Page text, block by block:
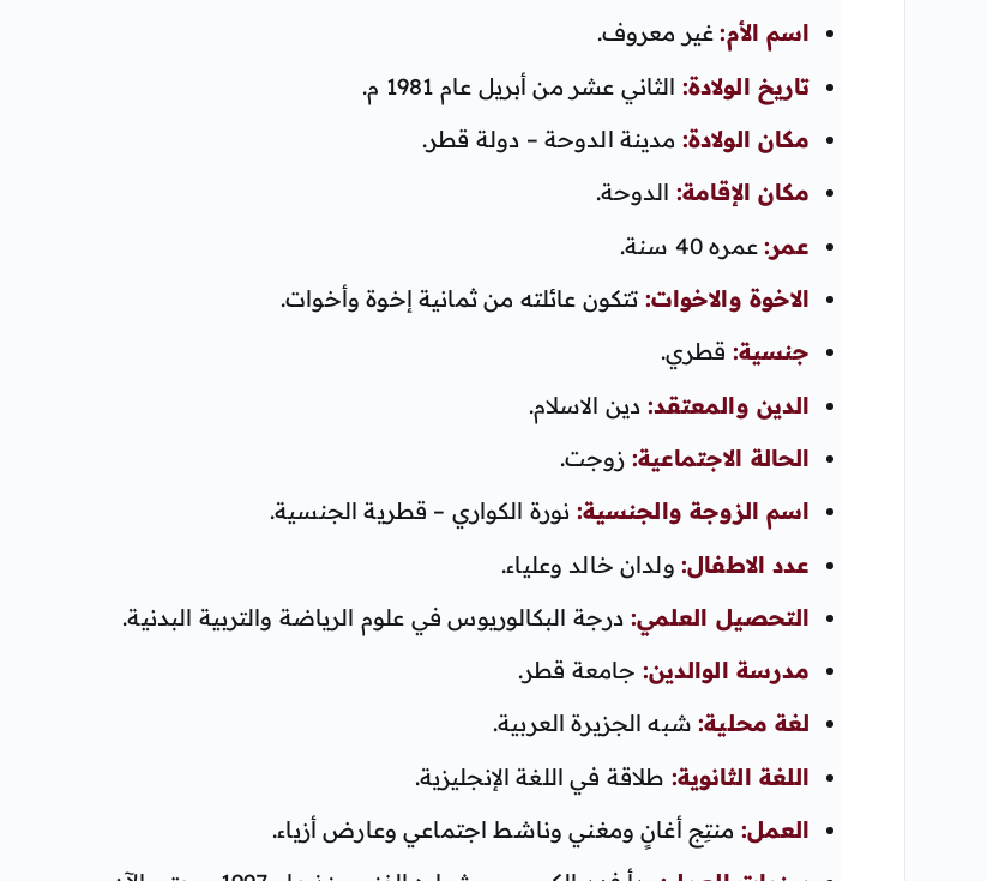
اسم الأم:غير معروف.
تاريخ الولادة: الثاني عشر من أبريل عام 1981 م.
مكان الولادة:مدينة الدوحة – دولة قطر.
مكان الإقامة:الدوحة.
عمر:عمره 40 سنة.
الاخوة والاخوات: تتكون عائلته من ثمانية إخوة وأخوات.
جنسية: قطري.
الدين والمعتقد: دين الاسلام.
الحالة الاجتماعية: زوجت.
اسم الزوجة والجنسية: نورة الكواري – قطرية الجنسية.
عدد الاطفال:ولدان خالد وعلياء.
التحصيل العلمي: درجة البكالوريوس في علوم الرياضة والتربية البدنية.
مدرسة الوالدين: جامعة قطر.
لغة محلية:شبه الجزيرة العربية.
اللغة الثانوية: طلاقة في اللغة الإنجليزية.
العمل: منتِج أغانٍ ومغني وناشط اجتماعي وعارض أزياء.